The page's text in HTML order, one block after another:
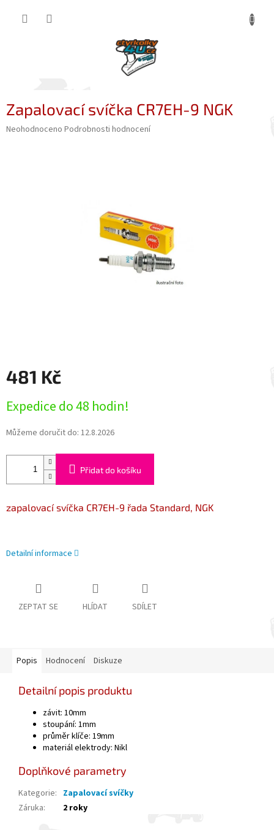
Zapalovací svíčka CR7EH-9 NGK
Průměrné
Neohodnoceno Podrobnosti hodnocení
481 Kč
cena:
Expedice do 48 hodin!
Můžeme doručit do: 12.8.2026
Přidat do košíku
zapalovací svíčka CR7EH-9 řada Standard, NGK
Detailní informace
ZEPTAT SE HLÍDAT SDÍLET
Popis Hodnocení Diskuze
Detailní popis produktu
závit: 10mm
stoupání: 1mm
průměr klíče: 19mm
materiál elektrody: Nikl
Doplňkové parametry
Kategorie: Zapalovací svíčky
Záruka: 2 roky